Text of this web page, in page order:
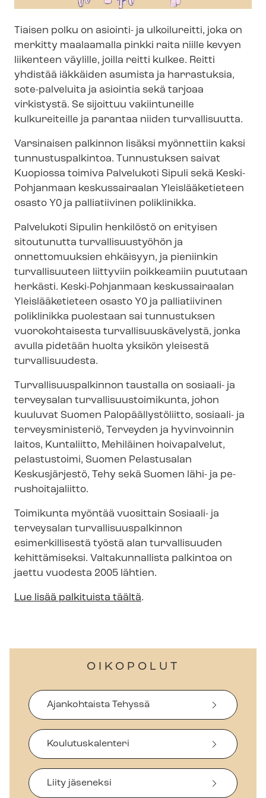
Tiaisen polku on asiointi- ja ulkoilureitti, joka on
merkitty maalaamalla pinkki raita niille kevyen
liikenteen väylille, joilla reitti kulkee. Reitti
yhdistää iäkkäiden asumista ja harrastuksia,
sote-palveluita ja asiointia sekä tarjoaa
virkistystä. Se sijoittuu vakiintuneille
kulkureiteille ja parantaa niiden turvallisuutta.
Varsinaisen palkinnon lisäksi myönnettiin kaksi
tun­nus­tus­pal­kin­toa. Tunnustuksen saivat
Kuopiossa toimiva Palvelukoti Sipuli sekä Keski-
Pohjanmaan keskussairaalan Yleislääketieteen
osasto Y0 ja palliatiivinen poliklinikka.
Palvelukoti Sipulin henkilöstö on erityisen
sitoutunutta tur­val­li­suus­työ­hön ja
onnettomuuksien ehkäisyyn, ja pieniinkin
turvallisuuteen liittyviin poikkeamiin puututaan
herkästi. Keski-Pohjanmaan keskussairaalan
Yleislääketieteen osasto Y0 ja palliatiivinen
poliklinikka puolestaan sai tunnustuksen
vuorokohtaisesta tur­val­li­suus­kä­ve­lys­tä, jonka
avulla pidetään huolta yksikön yleisestä
turvallisuudesta.
Tur­val­li­suus­pal­kin­non taustalla on sosiaali- ja
terveysalan tur­val­li­suus­toi­mi­kun­ta, johon
kuuluvat Suomen Pa­lo­pääl­lys­tö­liit­to, sosiaali- ja
terveysministeriö, Terveyden ja hyvinvoinnin
laitos, Kuntaliitto, Mehiläinen hoivapalvelut,
pelastustoimi, Suomen Pelastusalan
Keskusjärjestö, Tehy sekä Suomen lähi- ja pe­
rus­hoi­ta­ja­liit­to.
Toimikunta myöntää vuosittain Sosiaali- ja
terveysalan tur­val­li­suus­pal­kin­non
esimerkillisestä työstä alan turvallisuuden
kehittämiseksi. Valtakunnallista palkintoa on
jaettu vuodesta 2005 lähtien.
Lue lisää palkituista täältä.
OIKOPOLUT
Ajankohtaista Tehyssä
Koulutuskalenteri
Liity jäseneksi